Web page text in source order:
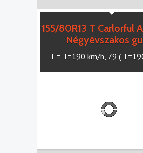
155/80R13 T Carlorful
Négyévszakos
T = T=190 km/h, 79 (